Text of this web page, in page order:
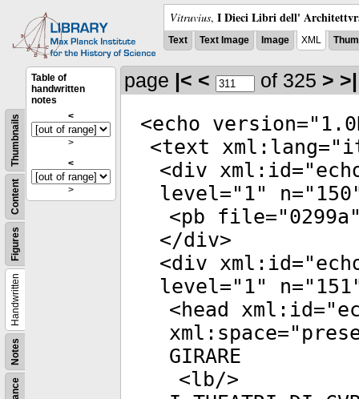
Vitruvius, I Dieci Libri dell'
Text Text Image Image XML
Notes
Handwritten
Figures
Content
Thumbnails
Table of
handwritten
notes
<
>
<
>
page |< < of 325 > >|
<echo version="
<text xml:lang="
<div xml:id="
level=" 1" n=" 150
<pb file="0299a
</div>
<div xml:id="
level=" 1" n=" 151
<head xml:id="
xml:space="
GIRARE
<lb/>